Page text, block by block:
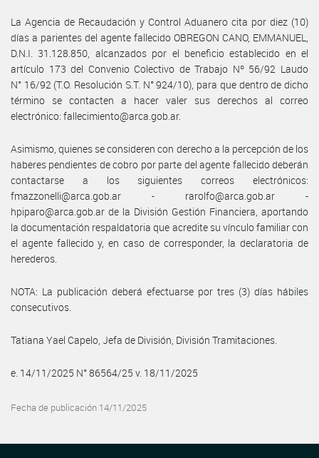
La Agencia de Recaudación y Control Aduanero cita por diez (10)
días a parientes del agente fallecido OBREGON CANO, EMMANUEL,
D.N.I. 31.128.850, alcanzados por el beneficio establecido en el
artículo 173 del Convenio Colectivo de Trabajo Nº 56/92 Laudo
N° 16/92 (T.O. Resolución S.T. N° 924/10), para que dentro de dicho
término se contacten a hacer valer sus derechos al correo
electrónico: fallecimiento@arca.gob.ar.
Asimismo, quienes se consideren con derecho a la percepción de los
haberes pendientes de cobro por parte del agente fallecido deberán
contactarse a los siguientes correos electrónicos:
fmazzonelli@arca.gob.ar - rarolfo@arca.gob.ar -
hpiparo@arca.gob.ar de la División Gestión Financiera, aportando
la documentación respaldatoria que acredite su vínculo familiar con
el agente fallecido y, en caso de corresponder, la declaratoria de
herederos.
NOTA: La publicación deberá efectuarse por tres (3) días hábiles
consecutivos.
Tatiana Yael Capelo, Jefa de División, División Tramitaciones.
e. 14/11/2025 N° 86564/25 v. 18/11/2025
Fecha de publicación 14/11/2025